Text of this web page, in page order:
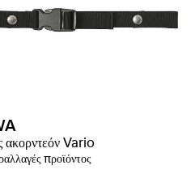
ακορντεόν Vario
προϊόντος